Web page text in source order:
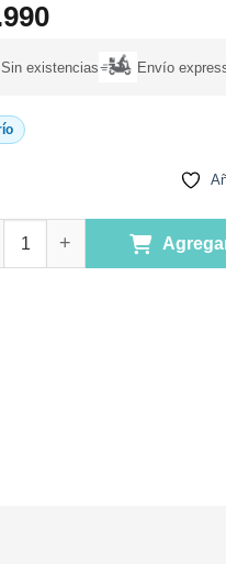
Sin existencias Envío